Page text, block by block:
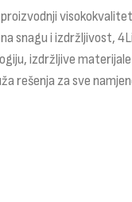
snagu i izdržljivost,
izdržljive
rešenja za sve